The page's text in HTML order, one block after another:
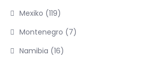
Mexiko (119)
Montenegro (7)
Namibia (16)